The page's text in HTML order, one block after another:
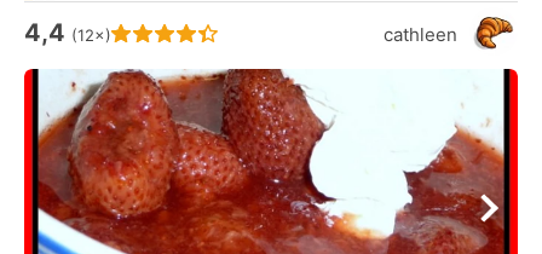
Hodnocení receptu je
4,4 (12×) cathleen